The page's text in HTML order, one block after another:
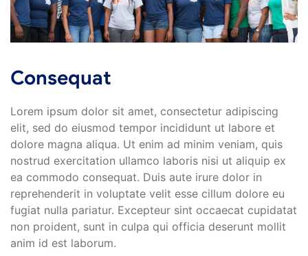
Consequat
Lorem ipsum dolor sit amet, consectetur adipiscing
elit, sed do eiusmod tempor incididunt ut labore et
dolore magna aliqua. Ut enim ad minim veniam, quis
nostrud exercitation ullamco laboris nisi ut aliquip ex
ea commodo consequat. Duis aute irure dolor in
reprehenderit in voluptate velit esse cillum dolore eu
fugiat nulla pariatur. Excepteur sint occaecat cupidatat
non proident, sunt in culpa qui officia deserunt mollit
anim id est laborum.